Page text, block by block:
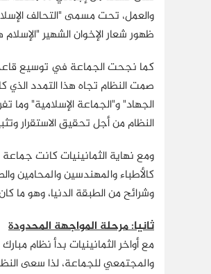
ظهور شعار الإخوان الشهير
كما نجحت الجماعة في توسيع
صمت النظام تجاه هذا التمدد
الجهاد" و"الجماعة الإسلامية" وما
النظام من أجل تحقيق الاستقرار
ومع نهاية الثمانينيات كانت
كالأطباء والمهندسين والمحامين
وشرائح من الطبقة الدنيا، وهو ما
ثانيا: مرحلة المواجهة المحدودة
مع أواخر الثمانينيات بدأ نظام
والمجتمعي للجماعة، لذا سعى